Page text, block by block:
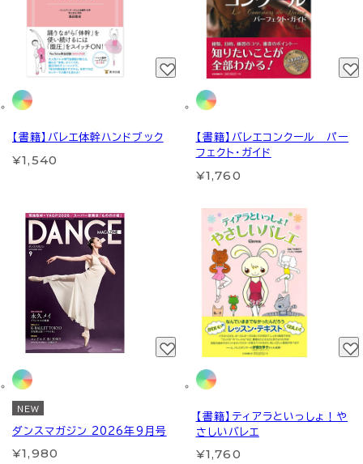
【書籍】バレエ体幹ハンドブック
¥1,540
【書籍】バレエコンクール パー
フェクト・ガイド
¥1,760
NEW
ダンスマガジン 2026年9月号
¥1,980
【書籍】ティアラといっしょ！や
さしいバレエ
¥1,760